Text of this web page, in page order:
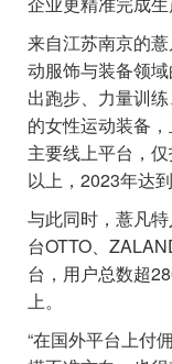
来自江苏南京的
动服饰与装备领
出跑步、力量训
的女性运动装备
主要线上平台，
以上，2023年达到
与此同时，薏凡
台OTTO、
台，用户总数超
上。
“在国外平台上付